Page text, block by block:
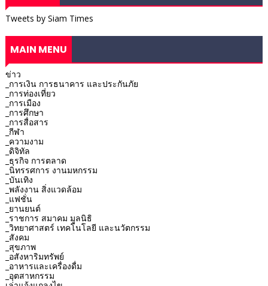
Tweets by Siam Times
MAIN MENU
ข่าว
_การเงิน การธนาคาร และประกันภัย
_การท่องเที่ยว
_การเมือง
_การศึกษา
_การสื่อสาร
_กีฬา
_ความงาม
_ดิจิทัล
_ธุรกิจ การตลาด
_นิทรรศการ งานมหกรรม
_บันเทิง
_พลังงาน สิ่งแวดล้อม
_แฟชั่น
_ยานยนต์
_ราชการ สมาคม มูลนิธิ
_วิทยาศาสตร์ เทคโนโลยี และนวัตกรรม
_สังคม
_สุขภาพ
_อสังหาริมทรัพย์
_อาหารและเครื่องดื่ม
_อุตสาหกรรม